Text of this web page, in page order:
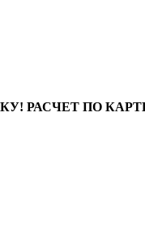
ПО КАРТЕ,